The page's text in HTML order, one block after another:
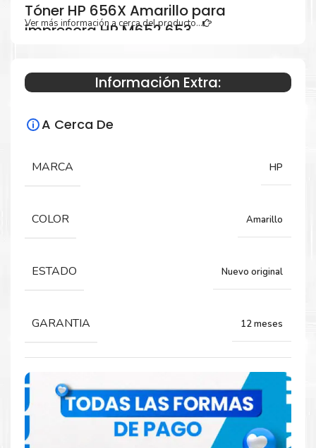
Tóner HP 656X Amarillo para
impresora HP M652 653
Especificaciones Técnicas
Para impresoras:
M653.
Ver más información a cerca del producto...
Información Extra:
A Cerca De
MARCA HP
COLOR Amarillo
ESTADO Nuevo original
GARANTIA 12 meses